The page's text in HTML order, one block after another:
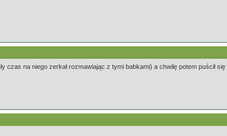
czas na niego zerkał rozmawiając z tymi babkami) a chwilę potem puścił